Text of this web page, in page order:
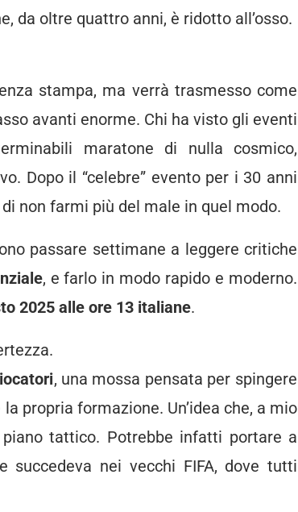
da oltre quattro anni, è ridotto all’osso.
stampa, ma verrà trasmesso come
avanti enorme. Chi ha visto gli eventi
maratone di nulla cosmico,
Dopo il “celebre” evento per i 30 anni
non farmi più del male in quel modo.
passare settimane a leggere critiche
, e farlo in modo rapido e moderno.
2025 alle ore 13 italiane.
, una mossa pensata per spingere
propria formazione. Un’idea che, a mio
tattico. Potrebbe infatti portare a
succedeva nei vecchi FIFA, dove tutti